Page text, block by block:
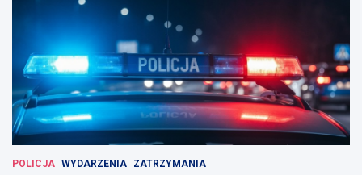
POLICJA WYDARZENIA ZATRZYMANIA